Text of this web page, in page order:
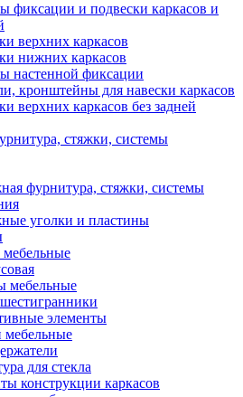
фиксации и подвески каркасов и
верхних каркасов
нижних каркасов
настенной фиксации
кронштейны для навески каркасов
верхних каркасов без задней
стяжки, системы
фурнитура, стяжки, системы
уголки и пластины
мебельные
элементы
мебельные
для стекла
конструкции каркасов